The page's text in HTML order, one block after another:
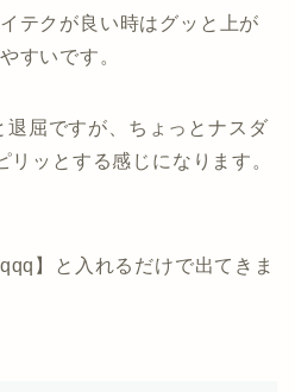
テクが良い時はグッと上が
すいです。
屈ですが、ちょっとナスダ
リッとする感じになります。
】と入れるだけで出てきま